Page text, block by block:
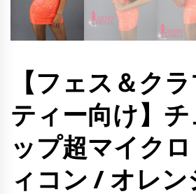
【フェス＆ク
ティー向け】チ
ップ超マイク
ィコン / オレン